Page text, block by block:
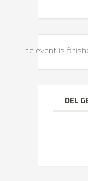
The event is
DEL